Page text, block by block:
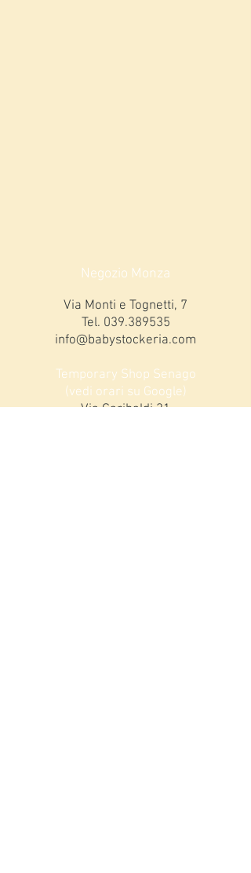
Negozio Monza
Via Monti e Tognetti, 7
Tel. 039.389535
info@babystockeria.com
Temporary Shop Senago
(vedi orari su Google)
Via Garibaldi 31